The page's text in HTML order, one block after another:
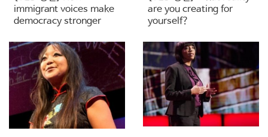
immigrant voices make
democracy stronger
are you creating for
yourself?